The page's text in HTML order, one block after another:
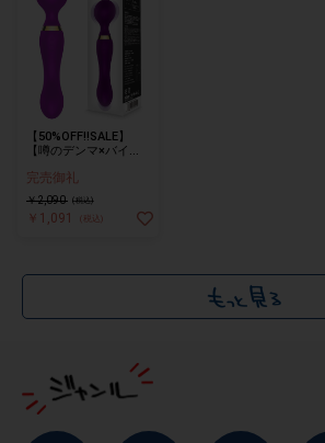
【50%OFF!!SALE】
【噂のデンマ×バイ
ブ(パープル)
完売御礼
￥2,090 (税込)
￥1,091 (税込)